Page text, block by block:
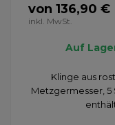
von 136,90 €
inkl. MwSt.
Auf
Klinge aus
Metzgermesser, 5